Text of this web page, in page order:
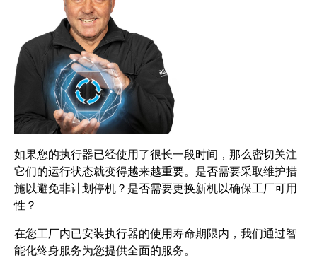
如果您的执行器已经使用了很长一段时间，那么密切关注
它们的运行状态就变得越来越重要。是否需要采取维护措
施以避免非计划停机？是否需要更换新机以确保工厂可用
性？
在您工厂内已安装执行器的使用寿命期限内，我们通过智
能化终身服务为您提供全面的服务。